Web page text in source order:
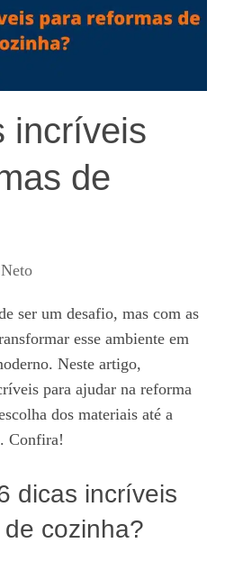
incríveis
de
ser um desafio, mas com as
esse ambiente em
Neste artigo,
para ajudar na reforma
dos materiais até a
Confira!
dicas incríveis
cozinha?